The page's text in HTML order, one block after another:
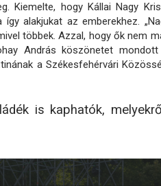
Kiemelte, hogy Kállai Nagy
alakjukat az emberekhez.
többek. Azzal, hogy ők nem
András köszönetet
a Székesfehérvári
is kaphatók,